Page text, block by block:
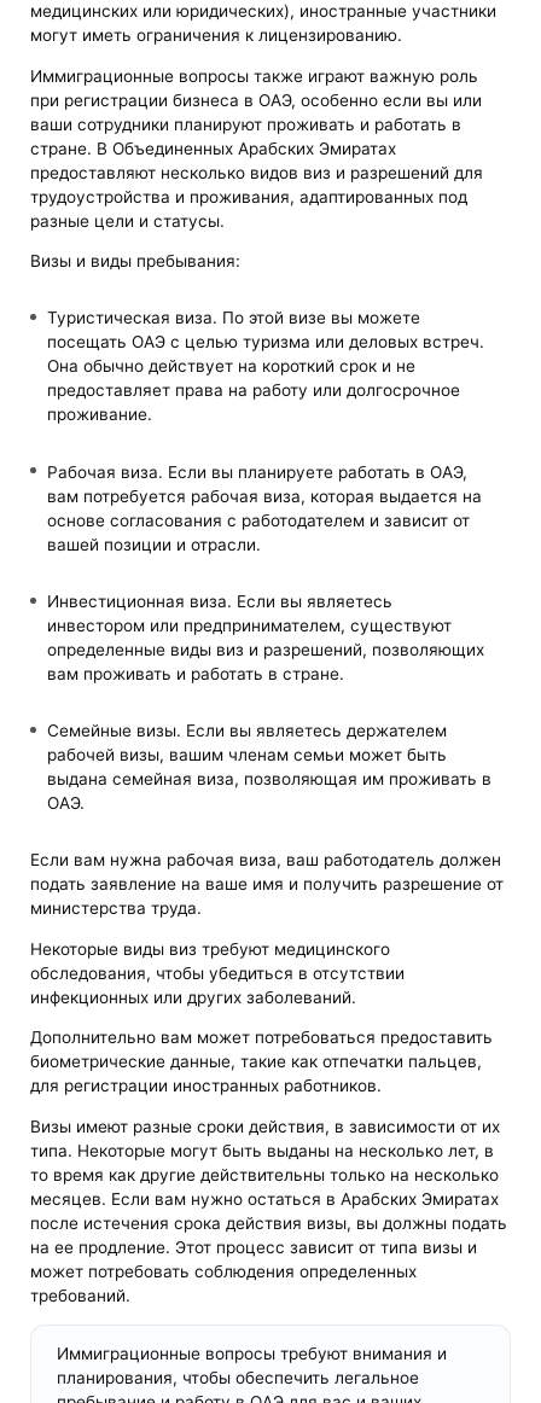
медицинских или юридических), иностранные участники
могут иметь ограничения к лицензированию.
Иммиграционные вопросы также играют важную роль
при регистрации бизнеса в ОАЭ, особенно если вы или
ваши сотрудники планируют проживать и работать в
стране. В Объединенных Арабских Эмиратах
предоставляют несколько видов виз и разрешений для
трудоустройства и проживания, адаптированных под
разные цели и статусы.
Визы и виды пребывания:
Туристическая виза. По этой визе вы можете
посещать ОАЭ с целью туризма или деловых встреч.
Она обычно действует на короткий срок и не
предоставляет права на работу или долгосрочное
проживание.
Рабочая виза. Если вы планируете работать в ОАЭ,
вам потребуется рабочая виза, которая выдается на
основе согласования с работодателем и зависит от
вашей позиции и отрасли.
Инвестиционная виза. Если вы являетесь
инвестором или предпринимателем, существуют
определенные виды виз и разрешений, позволяющих
вам проживать и работать в стране.
Семейные визы. Если вы являетесь держателем
рабочей визы, вашим членам семьи может быть
выдана семейная виза, позволяющая им проживать в
ОАЭ.
Если вам нужна рабочая виза, ваш работодатель должен
подать заявление на ваше имя и получить разрешение от
министерства труда.
Некоторые виды виз требуют медицинского
обследования, чтобы убедиться в отсутствии
инфекционных или других заболеваний.
Дополнительно вам может потребоваться предоставить
биометрические данные, такие как отпечатки пальцев,
для регистрации иностранных работников.
Визы имеют разные сроки действия, в зависимости от их
типа. Некоторые могут быть выданы на несколько лет, в
то время как другие действительны только на несколько
месяцев. Если вам нужно остаться в Арабских Эмиратах
после истечения срока действия визы, вы должны подать
на ее продление. Этот процесс зависит от типа визы и
может потребовать соблюдения определенных
требований.
Иммиграционные вопросы требуют внимания и
планирования, чтобы обеспечить легальное